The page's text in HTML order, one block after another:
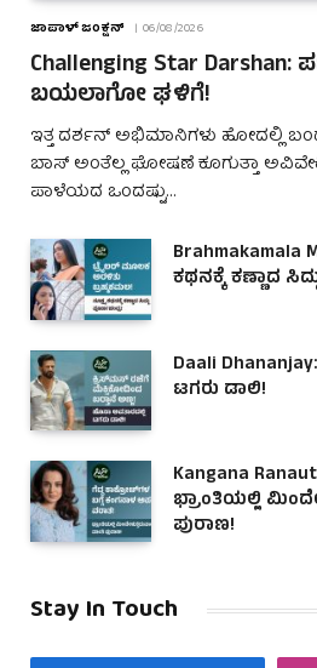
ಜಾಪಾಳ್ ಜಂಕ್ಷನ್ 06/08/2026
Challenging Star Darshan:
ಬಯಲಾಗೋ ಘಳಿಗೆ!
ಇತ್ತ ದರ್ಶನ್ ಅಭಿಮಾನಿಗಳು ಹೋದಲ್ಲಿ
ಬಾಸ್ ಅಂತೆಲ್ಲ ಘೋಷಣೆ ಕೂಗುತ್ತಾ
ಪಾಳೆಯದ ಒಂದಷ್ಟು…
Brahmakamala
ಕಥನಕ್ಕೆ ಕಣ್ಣಾದ
Daali
ಟಗರು ಡಾಲಿ!
Kangana
ಭ್ರಾಂತಿಯಲ್ಲಿ
ಪುರಾಣ!
Stay In Touch